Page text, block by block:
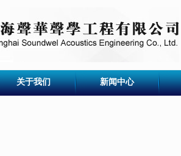
关于我们 新闻中心